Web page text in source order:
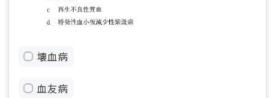
壊血病
血友病